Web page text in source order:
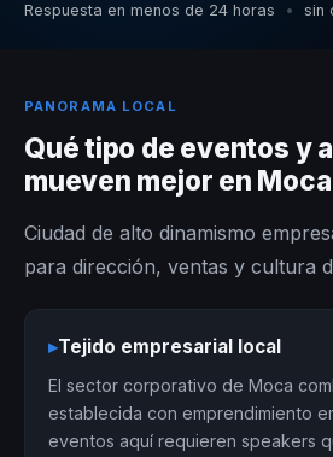
Respuesta en menos de 24 horas • sin
PANORAMA LOCAL
Qué tipo de eventos y
mueven mejor en Moca
Ciudad de alto dinamismo
para dirección, ventas y cultura
▸Tejido empresarial local
El sector corporativo de Moca
establecida con emprendimiento
eventos aquí requieren speakers